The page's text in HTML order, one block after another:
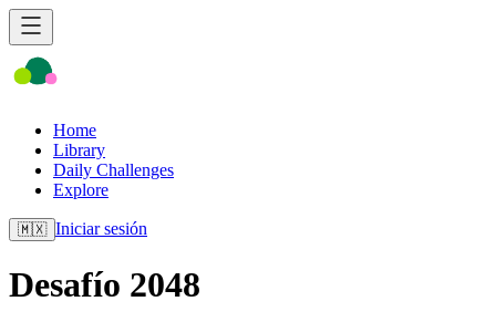
Home
Library
Daily Challenges
Explore
🇲🇽 Iniciar sesión
Desafío 2048